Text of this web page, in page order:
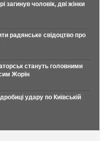
загинув чоловік, дві жінки
радянське свідоцтво про
стануть головними
Жорін
удару по Київській